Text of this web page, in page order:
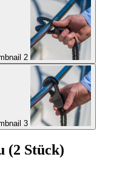
Fastfender 30mm blau (2 Stück) Thumbnail 2
Fastfender 30mm blau (2 Stück) Thumbnail 3
(2 Stück)